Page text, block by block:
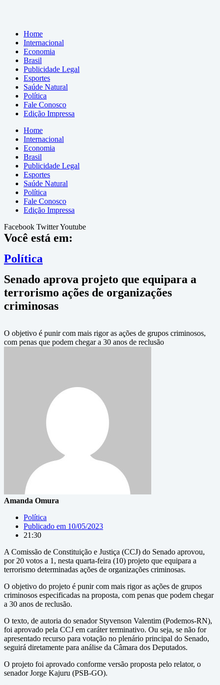
Home
Internacional
Economia
Brasil
Publicidade Legal
Esportes
Saúde Natural
Política
Fale Conosco
Edição Impressa
Home
Internacional
Economia
Brasil
Publicidade Legal
Esportes
Saúde Natural
Política
Fale Conosco
Edição Impressa
Facebook TwitterYoutube
Você está em:
Política
Senado aprova projeto que equipara a
terrorismo ações de organizações
criminosas
O objetivo é punir com mais rigor as ações de grupos criminosos,
com penas que podem chegar a 30 anos de reclusão
Amanda Omura
Política
Publicado em 10/05/2023
21:30
A Comissão de Constituição e Justiça (CCJ) do Senado aprovou,
por 20 votos a 1, nesta quarta-feira (10) projeto que equipara a
terrorismo determinadas ações de organizações criminosas.
O objetivo do projeto é punir com mais rigor as ações de grupos
criminosos especificadas na proposta, com penas que podem chegar
a 30 anos de reclusão.
O texto, de autoria do senador Styvenson Valentim (Podemos-RN),
foi aprovado pela CCJ em caráter terminativo. Ou seja, se não for
apresentado recurso para votação no plenário principal do Senado,
seguirá diretamente para análise da Câmara dos Deputados.
O projeto foi aprovado conforme versão proposta pelo relator, o
senador Jorge Kajuru (PSB-GO).